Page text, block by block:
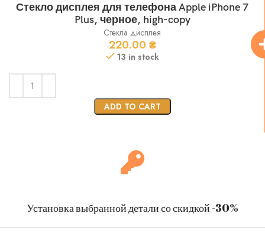
Стекло дисплея для телефона Apple iPhone 7
Plus, черное, high-copy
Стекла дисплея
220.00 ₴
13 in stock
ADD TO CART
Установка выбранной детали со скидкой -30%